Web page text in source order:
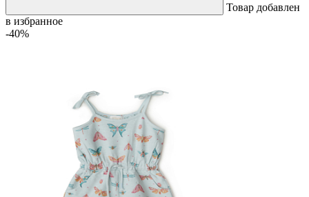
Товар добавлен
в избранное
-40%